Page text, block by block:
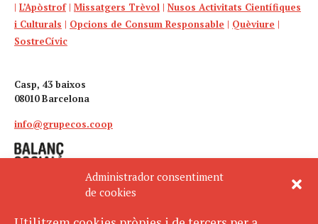
Administrador consentiment
de cookies
| L’Apòstrof| Missatgers Trèvol | Nusos Activitats Científiques
i Culturals | Opcions de Consum Responsable | Quèviure |
SostreCívic
Casp, 43 baixos
08010 Barcelona
info@grupecos.coop